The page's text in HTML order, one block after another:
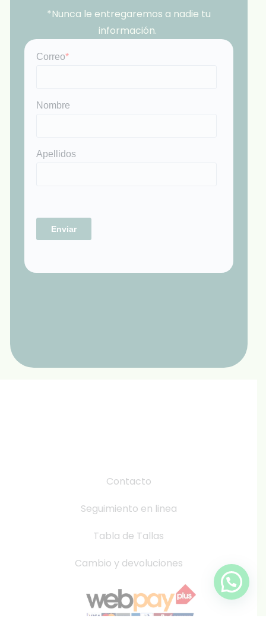
*Nunca le entregaremos a nadie tu
información.
Contacto
Seguimiento en linea
Tabla de Tallas
Cambio y devoluciones